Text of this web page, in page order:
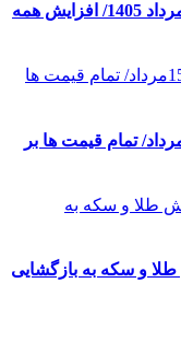
قیمت طلا و سکه امروز پنجشنبه 15مرداد 1405/ افزایش همه
طلا و سکه امروز پنجشنبه 15مرداد/ تمام قیمت ها بر
و سکه به بازگشایی